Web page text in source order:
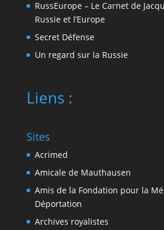
RussEurope – Le Carnet de
Russie et l’Europe
Secret Défense
Un regard sur la Russie
Liens :
Sites
Acrimed
Amicale de Mauthausen
Amis de la Fondation pour la
Déportation
Archives royalistes